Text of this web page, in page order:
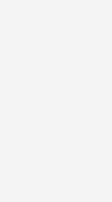
/ 2018-11-01
| 2015-04-01 / -
/ 2014-08-01
/ -
Ps | 2014-10-01 / -